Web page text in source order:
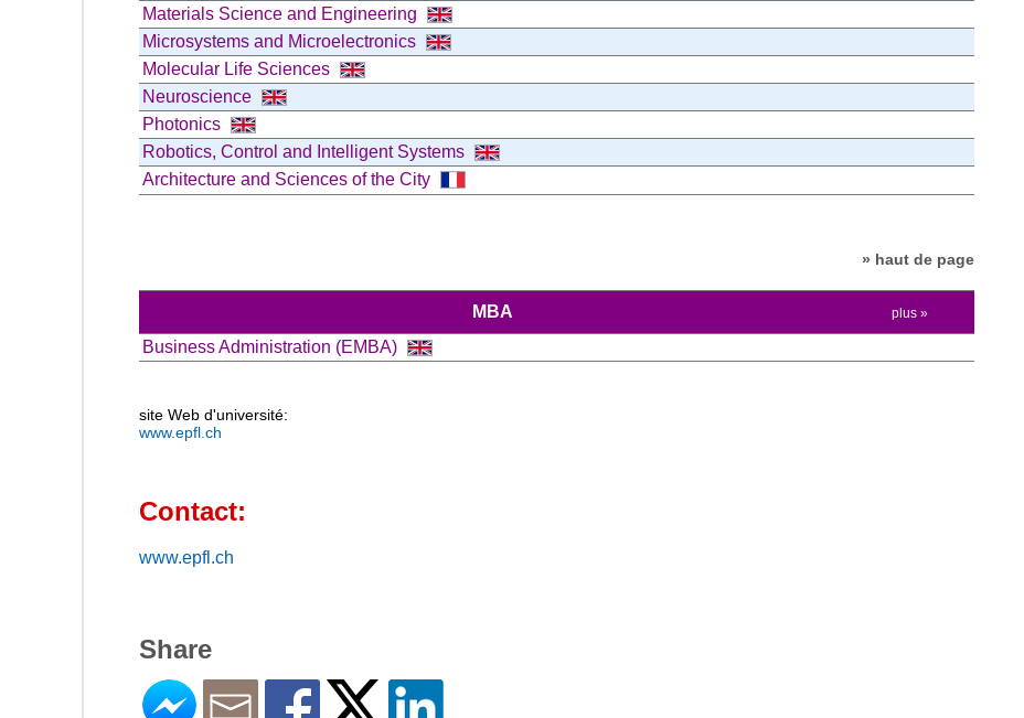
Materials Science and Engineering
Microsystems and Microelectronics
Molecular Life Sciences
Neuroscience
Photonics
Robotics, Control and Intelligent Systems
Architecture and Sciences of the City
» haut de page
MBA plus »
Business Administration (EMBA)
site Web d'université:
www.epfl.ch
Contact:
www.epfl.ch
Share